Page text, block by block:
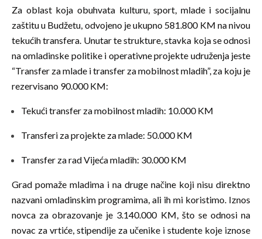
Za oblast koja obuhvata kulturu, sport, mlade i socijalnu
zaštitu u Budžetu, odvojeno je ukupno 581.800 KM na nivou
tekućih transfera. Unutar te strukture, stavka koja se odnosi
na omladinske politike i operativne projekte udruženja jeste
“Transfer za mlade i transfer za mobilnost mladih”, za koju je
rezervisano 90.000 KM:
Tekući transfer za mobilnost mladih: 10.000 KM
Transferi za projekte za mlade: 50.000 KM
Transfer za rad Vijeća mladih: 30.000 KM
Grad pomaže mladima i na druge načine koji nisu direktno
nazvani omladinskim programima, ali ih mi koristimo. Iznos
novca za obrazovanje je 3.140.000 KM, što se odnosi na
novac za vrtiće, stipendije za učenike i studente koje iznose